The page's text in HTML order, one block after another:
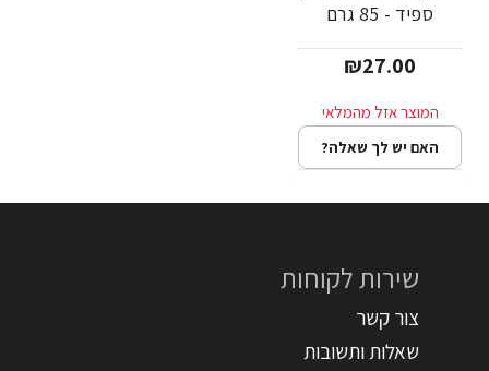
ספיד - 85 גרם
₪27.00
האם יש לך שאלה?
שירות לקוחות
צור קשר
שאלות ותשובות